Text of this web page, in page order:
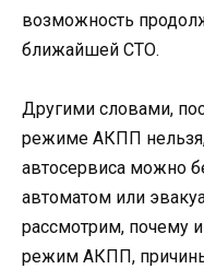
возможность
ближайшей СТО.
Другими словами,
режиме АКПП
автосервиса можно
автоматом или
рассмотрим, почему
режим АКПП,